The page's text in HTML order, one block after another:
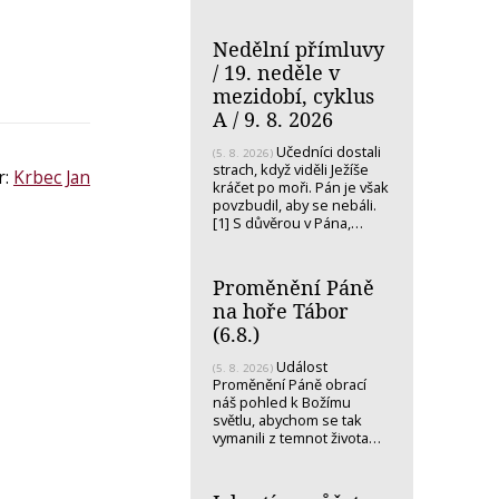
Krbec Jan
Nedělní přímluvy
/ 19. neděle v
mezidobí, cyklus
A / 9. 8. 2026
(5. 8. 2026) Učedníci dostali
strach, když viděli Ježíše
kráčet po moři. Pán je však
povzbudil, aby se nebáli.
[1] S důvěrou v Pána,…
Proměnění Páně
na hoře Tábor
(6.8.)
(5. 8. 2026) Událost
Proměnění Páně obrací
náš pohled k Božímu
světlu, abychom se tak
vymanili z temnot života…